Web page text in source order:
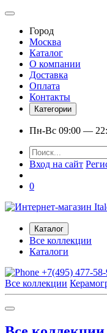
Город
Москва
Каталог
О компании
Доставка
Оплата
Контакты
Категории
Пн-Вс 09:00 —
Вход на сайт
0
Каталог
Все коллекции
Каталоги
+7(495) 477-
Все коллекции